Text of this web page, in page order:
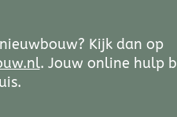
Kijk dan op
. Jouw online hulp